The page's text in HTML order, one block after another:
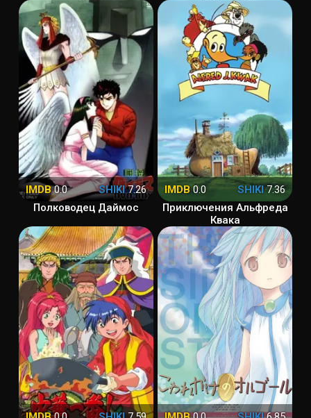
IMDB0.0 SHIKI7.26
Полководец Даймос
IMDB0.0 SHIKI7.36
Приключения Альфреда
Квака